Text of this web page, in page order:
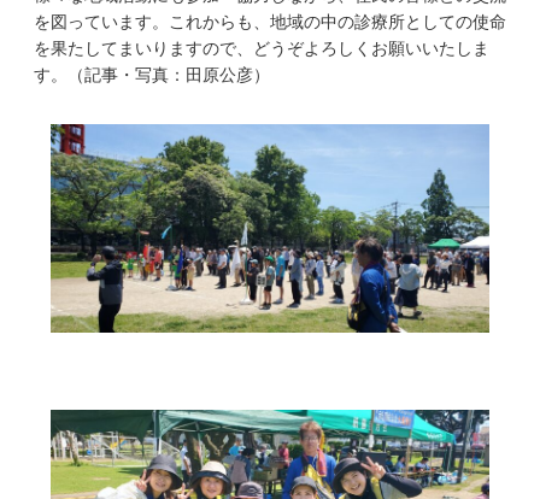
を図っています。これからも、地域の中の診療所としての使命
を果たしてまいりますので、どうぞよろしくお願いいたしま
す。（記事・写真：田原公彦）